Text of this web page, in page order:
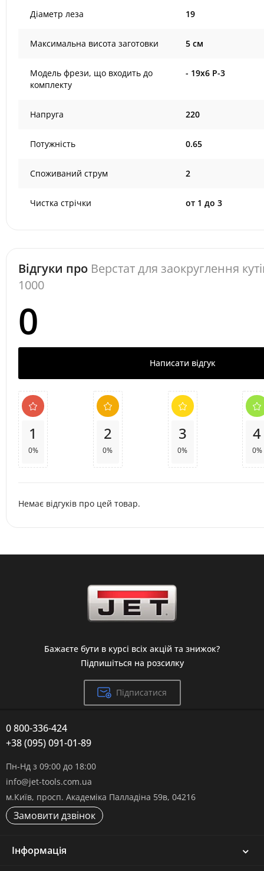
Діаметр леза 19
Максимальна висота заготовки 5 см
Модель фрези, що входить до
комплекту
- 19х6 Р-3
Напруга 220
Потужність 0.65
Споживаний струм 2
Чистка стрічки от 1 до 3
Відгуки про Верстат для заокруглення
1000
0
Написати відгук
1
0%
2
0%
3
0%
4
0%
Немає відгуків про цей товар.
Бажаєте бути в курсі всіх акцій та знижок?
Підпишіться на розсилку
Підписатися
0 800-336-424
+38 (095) 091-01-89
Пн-Нд з 09:00 до 18:00
info@jet-tools.com.ua
м.Київ, просп. Академіка Палладіна 59в, 04216
Замовити дзвінок
Інформація